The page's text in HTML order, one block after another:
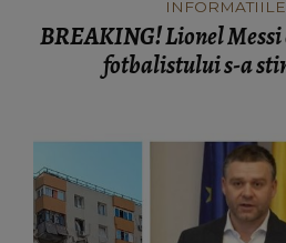
BREAKING! Lionel
fotbalistului s-a